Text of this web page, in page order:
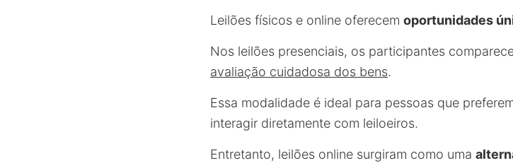
Leilões físicos e online oferecem oportunidades
Nos leilões presenciais, os participantes
avaliação cuidadosa dos bens.
Essa modalidade é ideal para pessoas que
interagir diretamente com leiloeiros.
Entretanto, leilões online surgiram como uma